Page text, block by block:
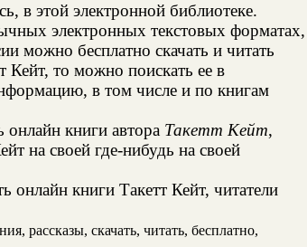
в этой электронной библиотеке.
электронных текстовых форматах,
можно бесплатно скачать и читать
Кейт, то можно поискать ее в
в том числе и по книгам
книги автора Такетт Кейт,
на своей где-нибудь на своей
онлайн книги Такетт Кейт, читатели
рассказы, скачать, читать, бесплатно,